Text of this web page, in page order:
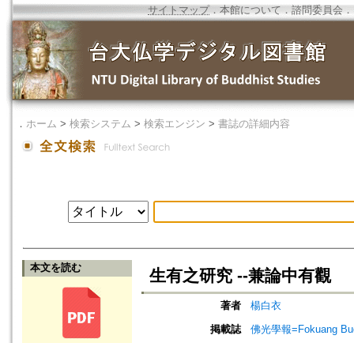
サイトマップ．本館について ． 諮問委員会 ．
． ホーム > 検索システム > 検索エンジン > 書誌の詳細内容
本文を読む 生有之研究 --兼論中有觀
著者
楊白衣
掲載誌
佛光學報=Fokuang